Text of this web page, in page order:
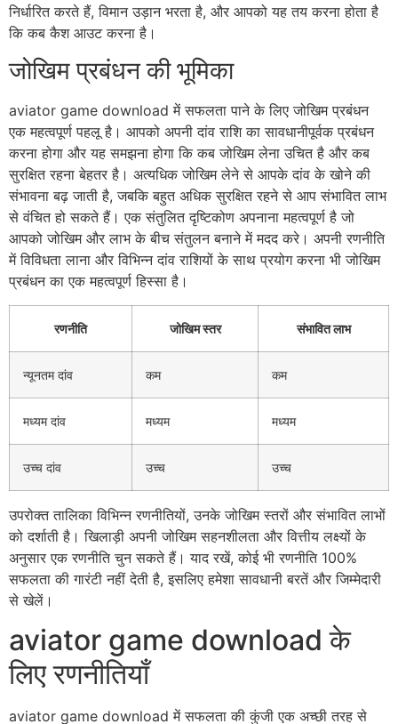
निर्धारित करते हैं, विमान उड़ान भरता है, और आपको यह तय करना होता है
कि कब कैश आउट करना है।
जोखिम प्रबंधन की भूमिका
aviator game download में सफलता पाने के लिए जोखिम प्रबंधन
एक महत्वपूर्ण पहलू है। आपको अपनी दांव राशि का सावधानीपूर्वक प्रबंधन
करना होगा और यह समझना होगा कि कब जोखिम लेना उचित है और कब
सुरक्षित रहना बेहतर है। अत्यधिक जोखिम लेने से आपके दांव के खोने की
संभावना बढ़ जाती है, जबकि बहुत अधिक सुरक्षित रहने से आप संभावित लाभ
से वंचित हो सकते हैं। एक संतुलित दृष्टिकोण अपनाना महत्वपूर्ण है जो
आपको जोखिम और लाभ के बीच संतुलन बनाने में मदद करे। अपनी रणनीति
में विविधता लाना और विभिन्न दांव राशियों के साथ प्रयोग करना भी जोखिम
प्रबंधन का एक महत्वपूर्ण हिस्सा है।
रणनीति जोखिम स्तर संभावित लाभ
न्यूनतम दांव कम कम
मध्यम दांव मध्यम मध्यम
उच्च दांव उच्च उच्च
उपरोक्त तालिका विभिन्न रणनीतियों, उनके जोखिम स्तरों और संभावित लाभों
को दर्शाती है। खिलाड़ी अपनी जोखिम सहनशीलता और वित्तीय लक्ष्यों के
अनुसार एक रणनीति चुन सकते हैं। याद रखें, कोई भी रणनीति 100%
सफलता की गारंटी नहीं देती है, इसलिए हमेशा सावधानी बरतें और जिम्मेदारी
से खेलें।
aviator game download के
लिए रणनीतियाँ
aviator game download में सफलता की कुंजी एक अच्छी तरह से